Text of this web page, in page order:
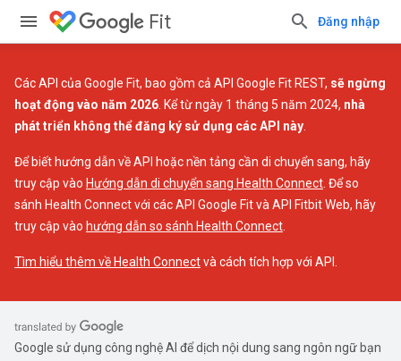
Fit Đăng nhập
Các API của Google Fit, bao gồm cả API Google Fit REST, sẽ ngừng
hoạt động vào năm 2026 . Kể từ ngày 1 tháng 5 năm 2024, nhà
phát triển không thể đăng ký sử dụng các API này
Để biết hướng dẫn về API hoặc nền tảng cần di chuyển sang, hãy
truy cập vào Hướng dẫn di chuyển sang Health Connect . Để so
sánh Health Connect với các API Google Fit và API Fitbit Web, hãy
truy cập vào hướng dẫn so sánh Health Connect
Tìm hiểu thêm về Health Connectvà cách tích hợp với API.
Google sử dụng công nghệ AI để dịch nội dung sang ngôn ngữ bạn